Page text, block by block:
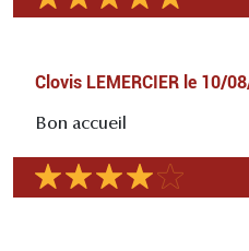
Clovis LEMERCIER le 10/
Bon accueil